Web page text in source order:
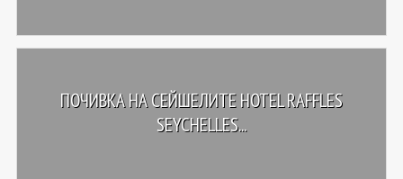
ПОЧИВКА НА СЕЙШЕЛИТЕ HOTEL RAFFLES
SEYCHELLES...